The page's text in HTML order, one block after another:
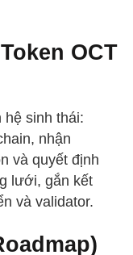
OCT
hệ sinh thái:
nhận
và quyết định
lưới, gắn kết
và validator.